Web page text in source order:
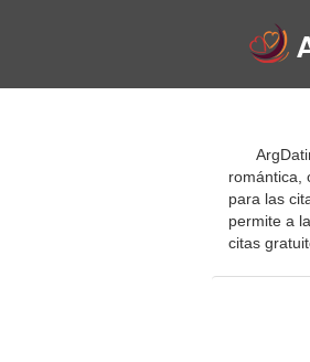
romántica,
para las
permite a
citas